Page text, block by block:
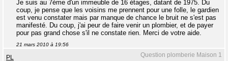
Je suis au 7ème d'un immeuble de 16 étages, datant de 1975. Du
coup, je pense que les voisins me prennent pour une folle, le gardien
est venu constater mais par manque de chance le bruit ne s'est pas
manifesté. Du coup, j'ai peur de faire venir un plombier, et de payer
pour pas grand chose s'il ne constate rien. Merci de votre aide.
21 mars 2010 à 19:56
Question plomberie Maison 1
PL